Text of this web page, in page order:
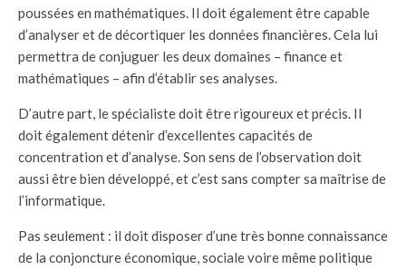
poussées en mathématiques. Il doit également être capable
d’analyser et de décortiquer les données financières. Cela lui
permettra de conjuguer les deux domaines – finance et
mathématiques – afin d’établir ses analyses.
D’autre part, le spécialiste doit être rigoureux et précis. Il
doit également détenir d’excellentes capacités de
concentration et d’analyse. Son sens de l’observation doit
aussi être bien développé, et c’est sans compter sa maîtrise de
l’informatique.
Pas seulement : il doit disposer d’une très bonne connaissance
de la conjoncture économique, sociale voire même politique